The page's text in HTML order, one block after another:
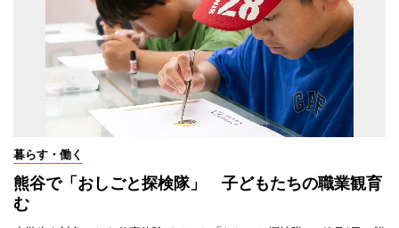
暮らす・働く
熊谷で「おしごと探検隊」 子どもたちの職業観育
む